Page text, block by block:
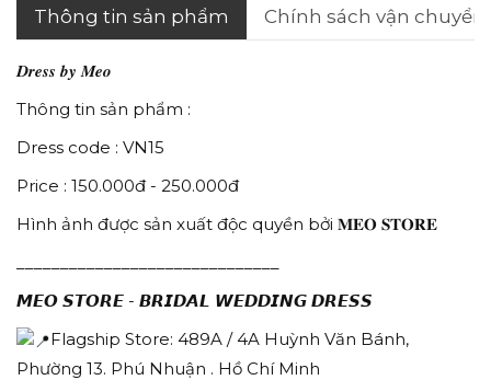
Thông tin sản phẩm Chính sách vận chuyển
𝑫𝒓𝒆𝒔𝒔 𝒃𝒚 𝑴𝒆𝒐
Thông tin sản phẩm :
Dress code : VN15
Price : 150.000đ - 250.000đ
Hình ảnh được sản xuất độc quyền bởi 𝐌𝐄𝐎 𝐒𝐓𝐎𝐑𝐄
𝙈𝙀𝙊 𝙎𝙏𝙊𝙍𝙀 - 𝘽𝙍𝙄𝘿𝘼𝙇 𝙒𝙀𝘿𝘿𝙄𝙉𝙂 𝘿𝙍𝙀𝙎𝙎
Flagship Store: 489A / 4A Huỳnh Văn Bánh,
Phường 13. Phú Nhuận . Hồ Chí Minh